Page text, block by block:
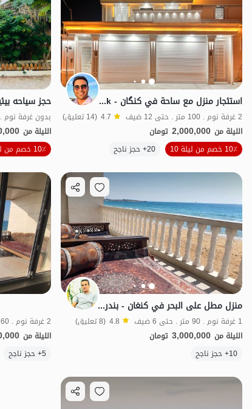
استئجار منزل مع ساحة في كنگان - Perak
2 غرفة نوم . 100 متر . حتى 12 ضيف 4.7 (14 تعليق)
الليلة من 2,000,000 تومان
10٪ خصم من ليلة 10
20+ حجز ناجح الموقع على
الليلة من
10٪ خصم من ليلة 3
منزل مطل على البحر في كنغان - بندر سيراف
1 غرفة نوم . 90 متر . حتى 6 ضيف 4.8 (8 تعليق)
الليلة من 3,000,000 تومان
10+ حجز ناجح
منظر جميل
2 غرفة نوم . 160 متر . حتى 8 ضيف
الليلة من
5+ حجز ناجح